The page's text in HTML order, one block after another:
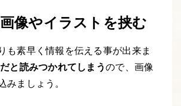
像やイラストを挟む
も素早く情報を伝える事が出来ま
と読みつかれてしまうので、画像
みましょう。